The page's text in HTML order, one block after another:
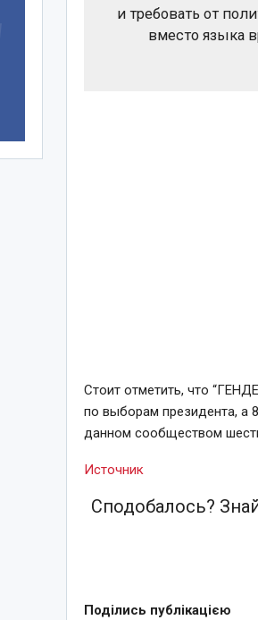
и требовать от
вместо языка
Стоит отметить, что
по выборам президента, а
данном сообществом
Источник
Сподобалось?
Поділись публікацією